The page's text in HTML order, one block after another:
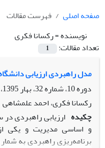
صفحه اصلی
فهرست مقالات
نویسنده =رکسانا فکری
تعداد مقالات:
1
مدل راهبردی ارزیابی
دوره 10، شماره 32، بهار 1395، صفحه
رکسانا فکری، احمد علمشاهی
چکیده ارزیابی راهبردی
و اساسی مدیریت و یکی
برنامه‌ریزی راهبردی به